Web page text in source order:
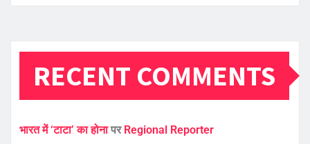
RECENT COMMENTS
भारत में ‘टाटा’ का होनापर Regional Reporter